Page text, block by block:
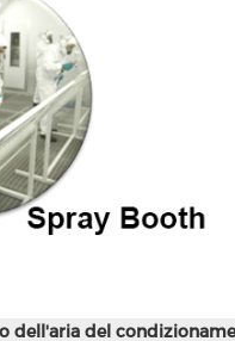
dell'aria del